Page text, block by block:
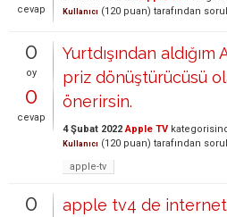
cevap
Kullanıcı (120 puan) tarafından
0
oy
0
cevap
Yurtdışından
priz dönüştürücüsü
önerirsin.
4 Şubat 2022 Apple TV
Kullanıcı (120 puan) tarafından
apple-tv
0
apple tv4 de internet